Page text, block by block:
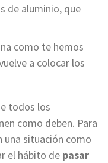
de aluminio, que
como te hemos
a colocar los
todos los
como deben. Para
una situación como
el hábito de pasar